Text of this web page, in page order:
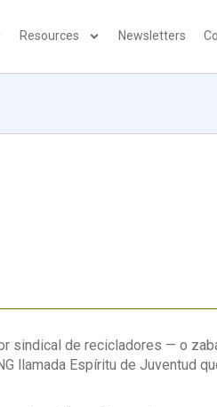
Resources Newsletters
sindical de recicladores — o
llamada Espíritu de Juventud